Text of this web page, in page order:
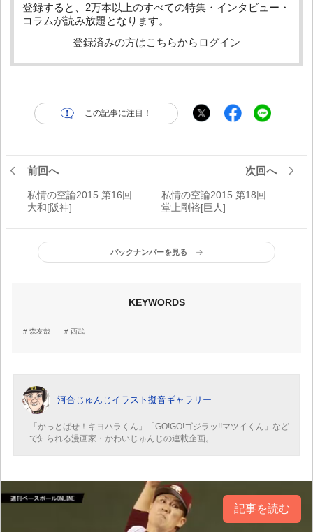
登録すると、2万本以上のすべての特集・インタビュー・
コラムが読み放題となります。
登録済みの方はこちらからログイン
この記事に注目！
前回へ
私情の空論2015 第16回
大和[阪神]
次回へ
私情の空論2015 第18回
堂上剛裕[巨人]
バックナンバーを見る
KEYWORDS
森友哉 西武
河合じゅんじイラスト擬音ギャラリー
「かっとばせ！キヨハラくん」「GO!GO!ゴジラッ!!マツイくん」など
で知られる漫画家・かわいじゅんじの連載企画。
記事を読む